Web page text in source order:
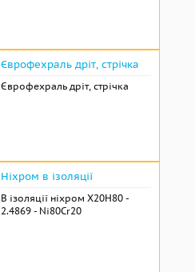
Єврофехраль дріт, стрічка
Єврофехраль дріт, стрічка
Ніхром в ізоляції
В ізоляції ніхром Х20Н80 -
2.4869 - Ni80Cr20